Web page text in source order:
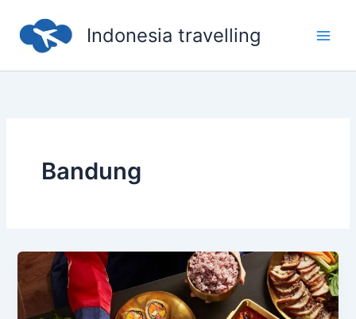
content
Indonesia travelling
Bandung